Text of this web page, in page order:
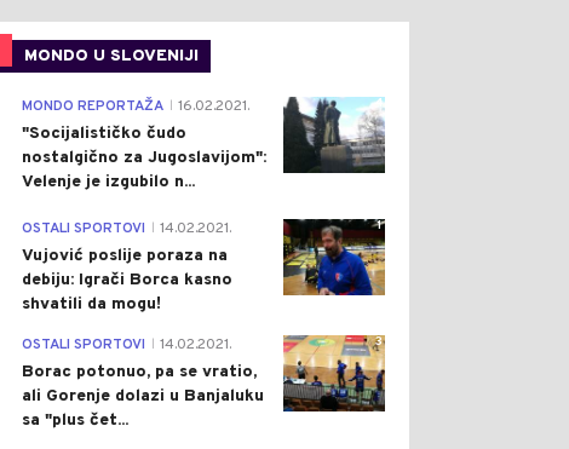
MONDO U SLOVENIJI
4
MONDO REPORTAŽA 16.02.2021.
"Socijalističko čudo
nostalgično za Jugoslavijom":
Velenje je izgubilo n...
1
OSTALI SPORTOVI 14.02.2021.
Vujović poslije poraza na
debiju: Igrači Borca kasno
shvatili da mogu!
3
OSTALI SPORTOVI 14.02.2021.
Borac potonuo, pa se vratio,
ali Gorenje dolazi u Banjaluku
sa "plus čet...